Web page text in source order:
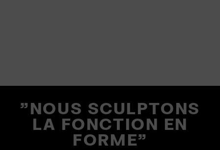
"NOUS SCULPTONS
LA FONCTION EN
FORME"